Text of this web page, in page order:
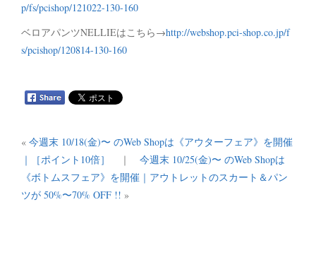
p/fs/pcishop/121022-130-160
ベロアパンツNELLIEはこちら→http://webshop.pci-shop.co.jp/f
s/pcishop/120814-130-160
« 今週末 10/18(金)〜 のWeb Shopは《アウターフェア》を開催
｜［ポイント10倍］
｜ 今週末 10/25(金)〜 のWeb Shopは
《ボトムスフェア》を開催｜アウトレットのスカート＆パン
ツが 50%〜70% OFF !! »